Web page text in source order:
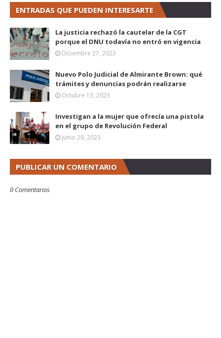
ENTRADAS QUE PUEDEN INTERESARTE
La justicia rechazó la cautelar de la CGT
porque el DNU todavía no entró en vigencia
Diciembre 27, 2023
Nuevo Polo Judicial de Almirante Brown: qué
trámites y denuncias podrán realizarse
Octubre 13, 2023
Investigan a la mujer que ofrecía una pistola
en el grupo de Revolución Federal
Junio 29, 2023
PUBLICAR UN COMENTARIO
0 Comentarios